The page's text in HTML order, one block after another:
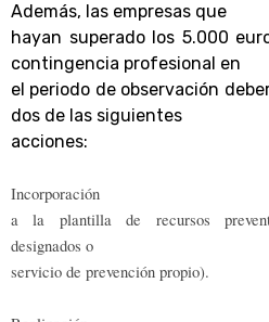
Además, las empresas que
hayan superado los 5.000
contingencia profesional en
el periodo de observación
dos de las siguientes
acciones:
Incorporación
a la plantilla de recursos
designados o
servicio de prevención propio).